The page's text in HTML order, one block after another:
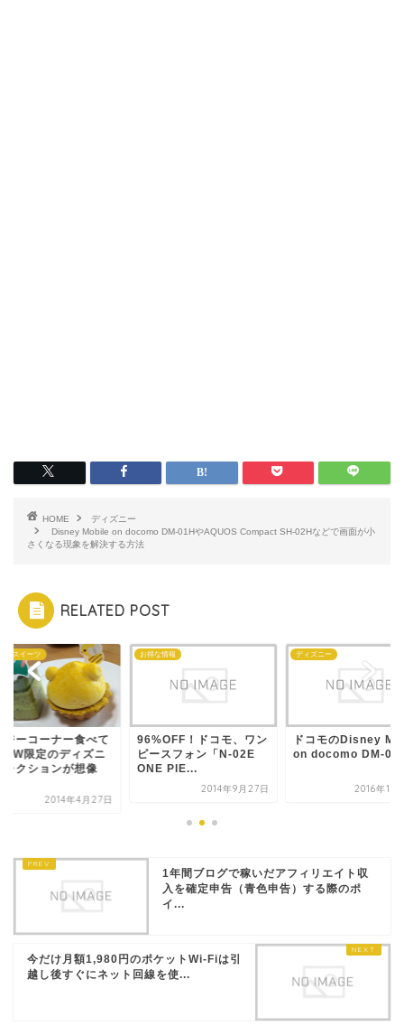
HOME
ディズニー
Disney Mobile on docomo DM-01HやAQUOS Compact SH-02Hなどで画面が小
さくなる現象を解決する方法
RELATED POST
・スイーツ
ジーコーナー食べて
GW限定のディズニ
レクションが想像
2014年4月27日
お得な情報
96%OFF！ドコモ、ワン
ピースフォン「N-02E
ONE PIE...
2014年9月27日
ディズニー
ドコモのDisney
on docomo DM-
2016年10
1年間ブログで稼いだアフィリエイト収
入を確定申告（青色申告）する際のポ
イ...
今だけ月額1,980円のポケットWi-Fiは引
越し後すぐにネット回線を使...